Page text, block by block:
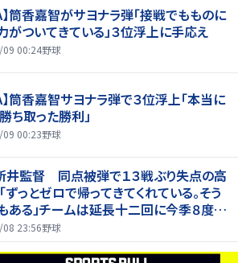
】筒香嘉智がサヨナラ弾「接戦でもものに
がついてきている」３位浮上に手応え
00:24野球
】筒香嘉智サヨナラ弾で３位浮上「本当に
ち取った勝利」
00:23野球
井監督 同点被弾で１３戦ぶり失点の高
ずっとゼロで帰ってきてくれている。そう
ある」チームは延長十二回に今季８度目
負け
23:56野球